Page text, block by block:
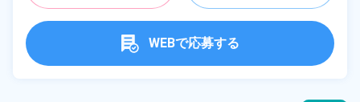
WEBで応募する